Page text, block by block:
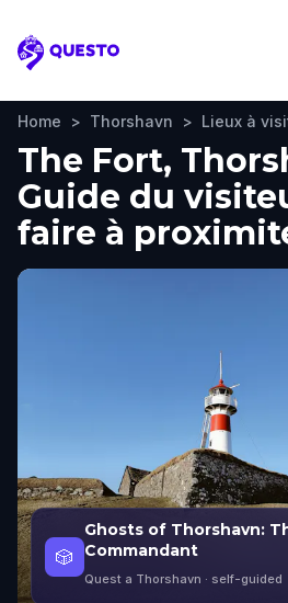
Questo
Home > Thorshavn > Lieux à
The Fort,
Guide du
faire à
🎲
Ghosts of Thorshavn:
Commandant
Quest a Thorshavn · self-guided